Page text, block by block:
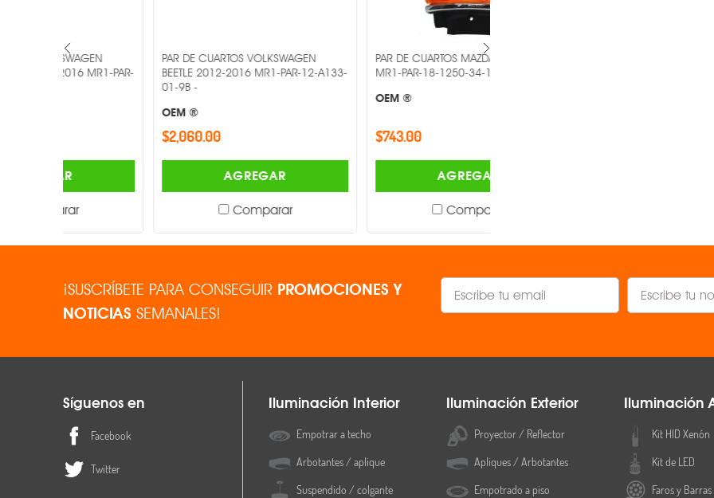
PAR DE CUARTOS VOLKSWAGEN
BEETLE 2012-2016 MR1-PAR-12-A133-
PAR DE CUARTOS MAZDA PICK UP -
MR1-PAR-18-1250-34-1A -
¡SUSCRÍBETE PARA CONSEGUIR PROMOCIONES Y
NOTICIAS SEMANALES!
Síguenos en
Facebook
Twitter
Iluminación Interior
Empotrar a techo
Arbotantes / aplique
Suspendido / colgante
Iluminación Exterior
Proyector / Reflector
Apliques / Arbotantes
Empotrado a piso
Iluminación
Kit HID Xenón
Kit de LED
Faros y Barras